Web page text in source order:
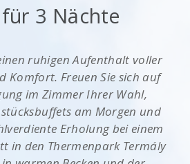
3 Nächte
ruhigen Aufenthalt voller
Komfort. Freuen Sie sich auf
im Zimmer Ihrer Wahl,
am Morgen und
Erholung bei einem
in den Thermenpark Termály